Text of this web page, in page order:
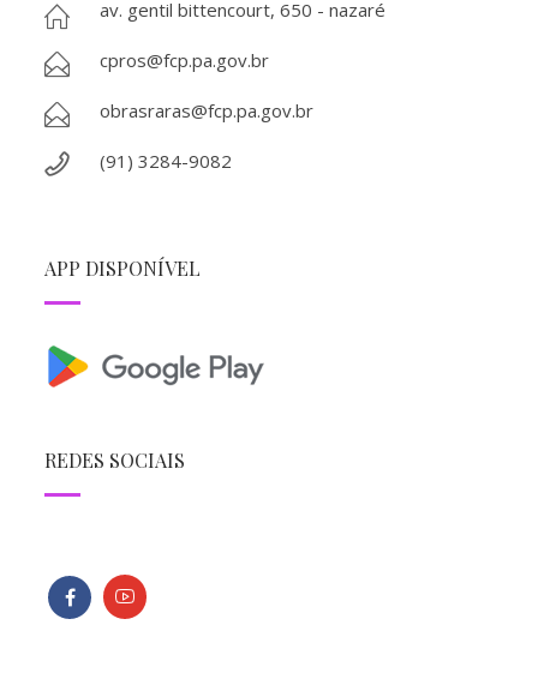
av. gentil bittencourt, 650 - nazaré
cpros@fcp.pa.gov.br
obrasraras@fcp.pa.gov.br
(91) 3284-9082
APP DISPONÍVEL
REDES SOCIAIS